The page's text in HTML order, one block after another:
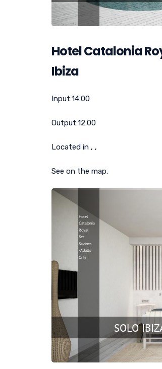
Hotel Catalonia
Ibiza
Input:14:00
Output:12:00
Located in , ,
See on the map.